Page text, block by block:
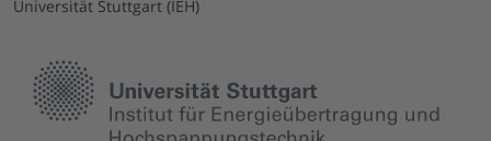
Universität Stuttgart (IEH)